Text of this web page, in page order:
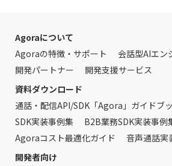
Agoraについて
Agoraの特徴・サポート
会話型AIエン
開発パートナー
開発支援サービス
資料ダウンロード
通話・配信API/SDK「Agora」ガイドブ
SDK実装事例集
B2B業務SDK実装事例
Agoraコスト最適化ガイド
音声通話実
開発者向け